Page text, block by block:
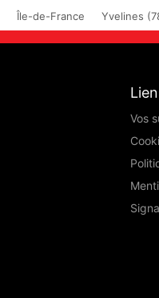
Île-de-France Yvelines
Vos